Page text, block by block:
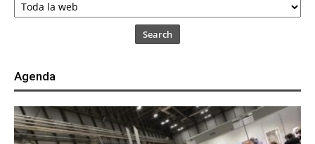
Search
Agenda